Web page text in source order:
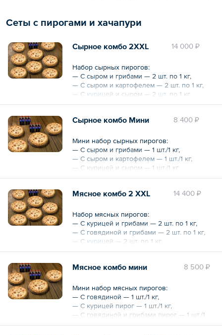
— Пирожки с куриной грудкой — 10 шт. по
сахарной пудрой — 10 шт. по 50 г,
сахарной пудрой — 10 шт. по 50 г.
Общий вес – 5 кг
Сеты с пирогами и хачапури
14 000 ₽
Сырное комбо 2ХХL
Набор сырных пирогов:
— С сыром и грибами — 2 шт. по 1 кг,
— С сыром и картофелем — 2 шт. по 1 кг,
— С курицей и сыром — 2 шт. по 1 кг,
— С сулугуни — 2 шт. по 1 кг.
Напитки:
Общий вес – 12 кг
8 400 ₽
Сырное комбо Мини
Мини набор сырных пирогов:
— С сыром и грибами — 1 шт./1 кг,
— С сыром и картофелем — 1 шт./1 кг,
— С курицей и сыром — 1 шт./1 кг,
— С сыром Сулугуни — 1 шт./1 кг.
Напитки:
Общий вес – 4 кг
Общий объем – 4 л
14 400 ₽
Мясное комбо 2 ХXL
Набор мясных пирогов:
— С курицей и грибами — 2 шт. по 1 кг,
— С говядиной и грибами — 2 шт. по 1 кг,
— С курицей — 2 шт. по 1 кг,
— С говядиной — 2 шт. по 1 кг.
Напитки:
Общий вес – 12 кг
8 500 ₽
Мясное комбо мини
Мини набор мясных пирогов:
— С говядиной — 1 шт./1 кг,
— С курицей пирог — 1 шт./1 кг,
— С говядиной и грибами пирог — 1 шт./1
кг,